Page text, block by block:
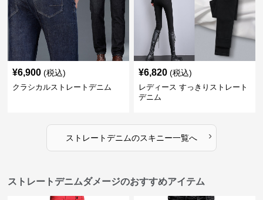
¥6,900 (税込)
クラシカルストレートデニム
¥6,820 (税込)
レディース すっきりストレート
デニム
ストレートデニムのスキニー一覧へ ›
ストレートデニムダメージのおすすめアイテム